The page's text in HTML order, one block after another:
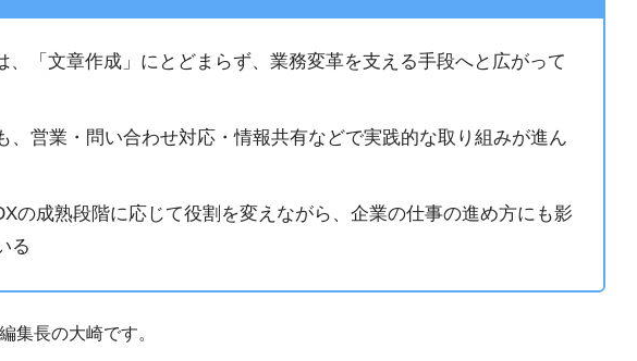
、「文章作成」にとどまらず、業務変革を支える手段へと広がって
、営業・問い合わせ対応・情報共有などで実践的な取り組みが進ん
の成熟段階に応じて役割を変えながら、企業の仕事の進め方にも影
る
集長の大崎です。